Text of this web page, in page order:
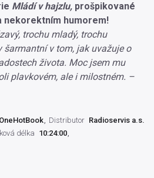
Mládí v hajzlu, prošpikované
nekorektním humorem!
trochu mladý, trochu
šarmantní v tom, jak uvažuje o
života. Moc jsem mu
plavkovém, ale i milostném. –
OneHotBook Distributor Radioservis a.s.
délka 10:24:00